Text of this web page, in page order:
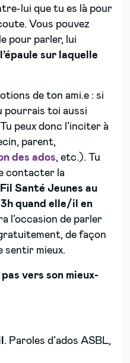
lui que tu es là pour
Vous pouvez
pour parler, lui
l’épaule sur laquelle
de ton ami.e : si
pourrais toi aussi
peux donc l’inciter à
parent,
des ados, etc.). Tu
contacter la
Fil Santé Jeunes au
quand elle/il en
l’occasion de parler
de façon
sentir mieux.
vers son mieux-
. Paroles d’ados ASBL,